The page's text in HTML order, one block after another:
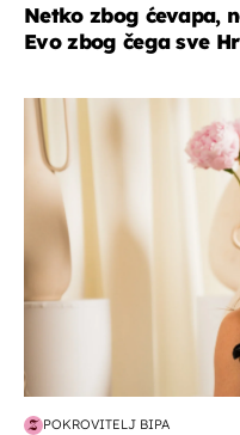
Netko zbog ćevapa,
Evo zbog čega sve
moda & ljepota
POKROVITELJ BIPA